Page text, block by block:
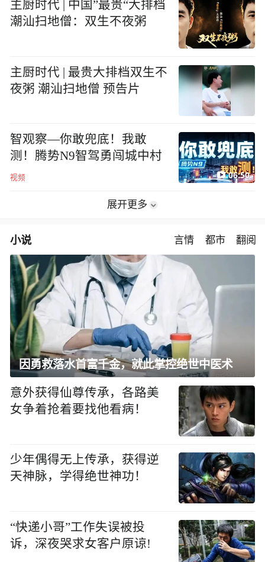
主厨时代 | 中国”最贵“大排档
潮汕扫地僧：双生不夜粥
主厨时代 | 最贵大排档双生不
夜粥 潮汕扫地僧 预告片
智观察—你敢兜底！我敢
测！腾势N9智驾勇闯城中村
视频 06:50
展开更多
小说 言情 都市 翻阅
因勇救落水首富千金，就此掌控绝世中医术
意外获得仙尊传承，各路美
女争着抢着要找他看病！
少年偶得无上传承，获得逆
天神脉，学得绝世神功！
“快递小哥”工作失误被投
诉，深夜哭求女客户原谅!